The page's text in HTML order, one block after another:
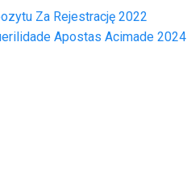
Za Rejestrację 2022
Apostas Acimade 2024